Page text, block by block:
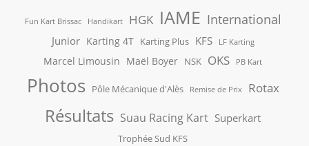
Fun Kart Brissac Handikart HGK IAME International
Junior Karting 4T Karting Plus KFS LF Karting
Marcel Limousin Maël Boyer NSK OKS PB Kart
Photos Pôle Mécanique d'Alès Remise de Prix Rotax
Résultats Suau Racing Kart Superkart
Trophée Sud KFS